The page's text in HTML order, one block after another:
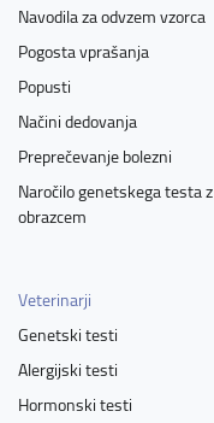
Navodila za odvzem vzorca
Pogosta vprašanja
Popusti
Načini dedovanja
Preprečevanje bolezni
Naročilo genetskega testa z
obrazcem
Veterinarji
Genetski testi
Alergijski testi
Hormonski testi